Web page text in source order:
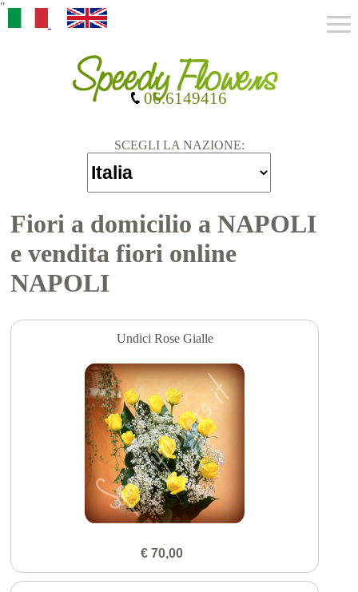
"
SCEGLI LA NAZIONE:
06.6149416
Fiori a domicilio a NAPOLI
e vendita fiori online
NAPOLI
Undici Rose Gialle
€ 70,00